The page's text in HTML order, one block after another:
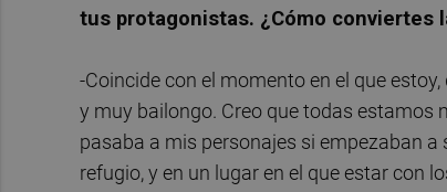
tus protagonistas. ¿Cómo conviertes
-Coincide con el momento en el que
y muy bailongo. Creo que todas estamos
pasaba a mis personajes si empezaban
refugio, y en un lugar en el que estar con